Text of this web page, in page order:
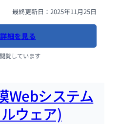
最終更新日：2025年11月25日
細を見る
覧しています
Webシステム
ウェア)